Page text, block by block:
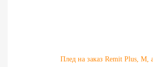
Плед на заказ Remit Plus, М,